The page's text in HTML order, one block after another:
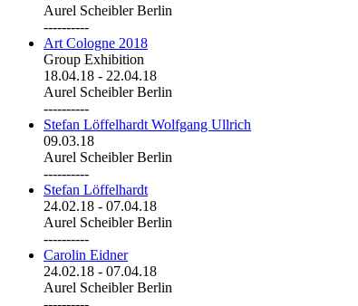
Aurel Scheibler Berlin
----------
Art Cologne 2018
Group Exhibition
18.04.18 - 22.04.18
Aurel Scheibler Berlin
----------
Stefan Löffelhardt Wolfgang Ullrich
09.03.18
Aurel Scheibler Berlin
----------
Stefan Löffelhardt
24.02.18 - 07.04.18
Aurel Scheibler Berlin
----------
Carolin Eidner
24.02.18 - 07.04.18
Aurel Scheibler Berlin